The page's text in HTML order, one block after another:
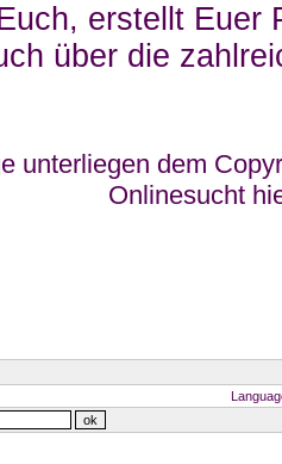
erstellt Euer
über die
unterliegen dem
Onlinesucht